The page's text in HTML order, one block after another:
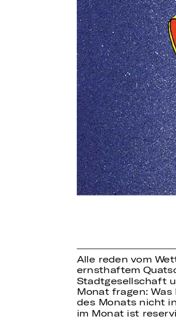
Alle reden vom
ernsthaftem
Stadtgesellschaft
Monat fragen:
des Monats nicht
im Monat ist